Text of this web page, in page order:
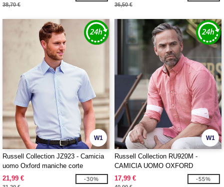
38,70 € 36,50 €
W1
Russell Collection JZ923 - Camicia
uomo Oxford maniche corte
21,99 €
-30%
W1
Russell Collection RU920M -
CAMICIA UOMO OXFORD
COTONE BIO
17,99 € -55%